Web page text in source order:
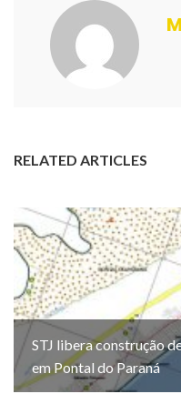
RELATED ARTICLES
STJ libera construção
em Pontal do Paraná